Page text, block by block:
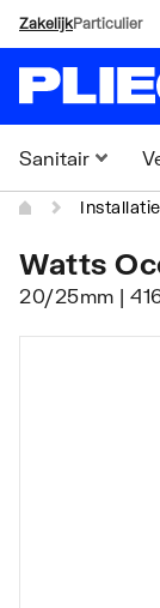
ZakelijkParticulier
Sanitair
Watts
20/25mm |